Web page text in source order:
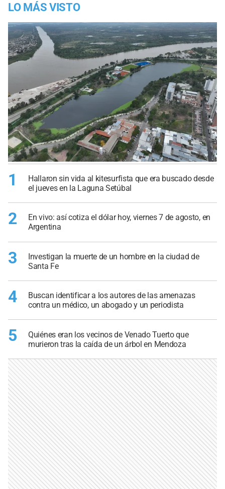
LO MÁS VISTO
1
Hallaron sin vida al kitesurfista que era buscado desde
el jueves en la Laguna Setúbal
2
En vivo: así cotiza el dólar hoy, viernes 7 de agosto, en
Argentina
3
Investigan la muerte de un hombre en la ciudad de
Santa Fe
4
Buscan identificar a los autores de las amenazas
contra un médico, un abogado y un periodista
5
Quiénes eran los vecinos de Venado Tuerto que
murieron tras la caída de un árbol en Mendoza